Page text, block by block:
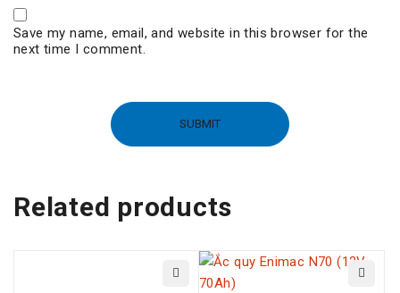
Save my name, email, and website in this browser for the
next time I comment.
Related products